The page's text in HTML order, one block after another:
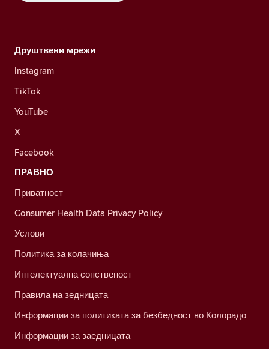
Друштвени мрежи
Instagram
TikTok
YouTube
X
Facebook
ПРАВНО
Приватност
Consumer Health Data Privacy Policy
Услови
Политика за колачиња
Интелектуална сопственост
Правила на зедницата
Информации за политиката за безбедност во Колорадо
Информации за заедницата